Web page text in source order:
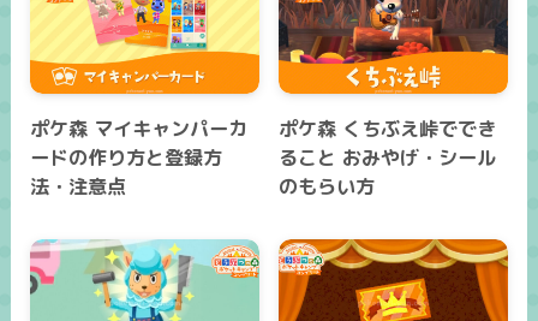
ポケ森 マイキャンパーカ
ードの作り方と登録方
法・注意点
ポケ森 くちぶえ峠ででき
ること おみやげ・シール
のもらい方